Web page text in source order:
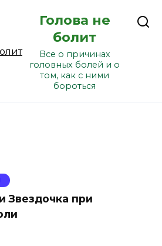
Голова не
болит
Все о причинах
головных болей и о
том, как с ними
бороться
Звездочка при